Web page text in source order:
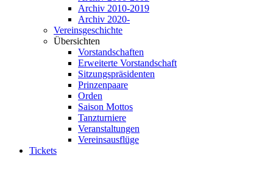
Archiv 2010-2019
Archiv 2020-
Vereinsgeschichte
Übersichten
Vorstandschaften
Erweiterte Vorstandschaft
Sitzungspräsidenten
Prinzenpaare
Orden
Saison Mottos
Tanzturniere
Veranstaltungen
Vereinsausflüge
Tickets